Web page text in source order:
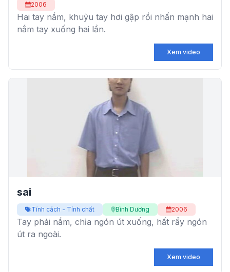
2006
Hai tay nắm, khuỷu tay hơi gập rồi nhấn mạnh hai
nắm tay xuống hai lần.
Xem video
sai
Tính cách - Tính chất Bình Dương 2006
Tay phải nắm, chỉa ngón út xuống, hất rẩy ngón
út ra ngoài.
Xem video